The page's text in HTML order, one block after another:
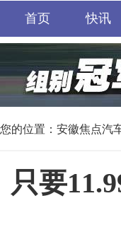
首页 快讯
您的位置： 安徽焦点汽
只要